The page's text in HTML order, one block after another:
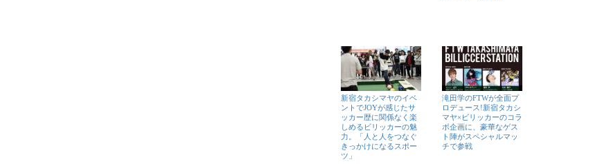
新宿タカシマヤのイベ
ントでJOYが感じたサ
ッカー歴に関係なく楽
しめるビリッカーの魅
力。「人と人をつなぐ
きっかけになるスポー
ツ」
滝田学のFTWが全面プ
ロデュース!新宿タカシ
マヤ×ビリッカーのコラ
ボ企画に、豪華なゲス
ト陣がスペシャルマッ
チで参戦